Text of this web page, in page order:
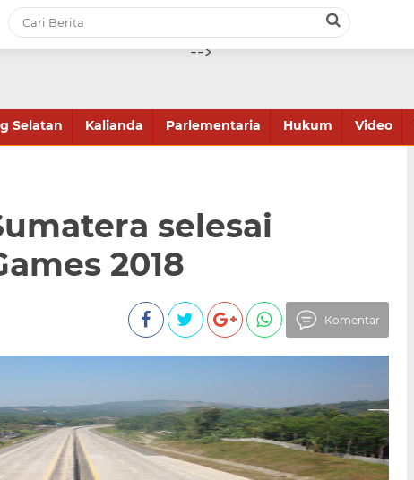
-->
Selatan Kalianda Parlementaria Hukum Video
selesai
2018
Komentar